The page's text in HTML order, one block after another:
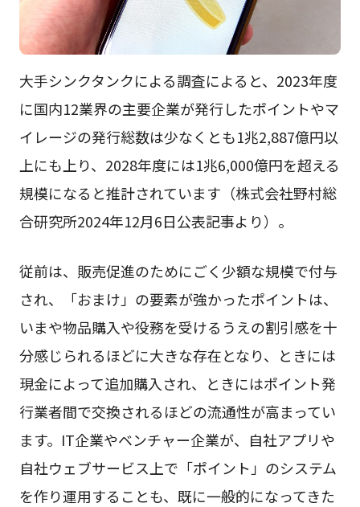
大手シンクタンクによる調査によると、2023年度
に国内12業界の主要企業が発行したポイントやマ
イレージの発行総数は少なくとも1兆2,887億円以
上にも上り、2028年度には1兆6,000億円を超える
規模になると推計されています（株式会社野村総
合研究所2024年12月6日公表記事より）。
従前は、販売促進のためにごく少額な規模で付与
され、「おまけ」の要素が強かったポイントは、
いまや物品購入や役務を受けるうえの割引感を十
分感じられるほどに大きな存在となり、ときには
現金によって追加購入され、ときにはポイント発
行業者間で交換されるほどの流通性が高まってい
ます。IT企業やベンチャー企業が、自社アプリや
自社ウェブサービス上で「ポイント」のシステム
を作り運用することも、既に一般的になってきた